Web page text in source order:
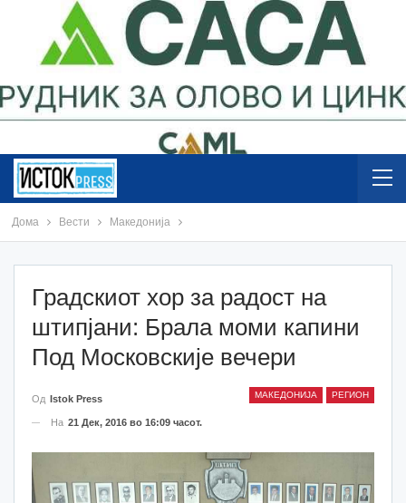
Дома Вести Македонија
Градскиот хор за радост на
штипјани: Брала моми капини
Под Московскије вечери
МАКЕДОНИЈА РЕГИОН
Од Istok Press
На 21 Дек, 2016 во 16:09 часот.